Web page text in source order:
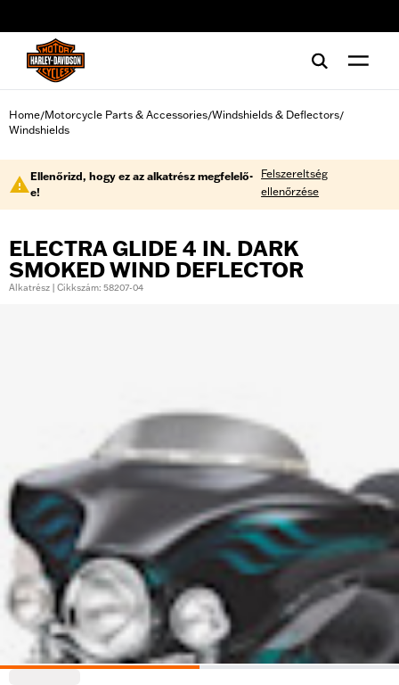
Home/Motorcycle Parts & Accessories/Windshields & Deflectors/
Windshields
Ellenőrizd, hogy ez az alkatrész megfelelő-
e!
Felszereltség
ellenőrzése
ELECTRA GLIDE 4 IN. DARK
SMOKED WIND DEFLECTOR
Alkatrész | Cikkszám: 58207-04